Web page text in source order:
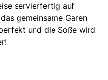
servierfertig auf
gemeinsame Garen
und die Soße wird